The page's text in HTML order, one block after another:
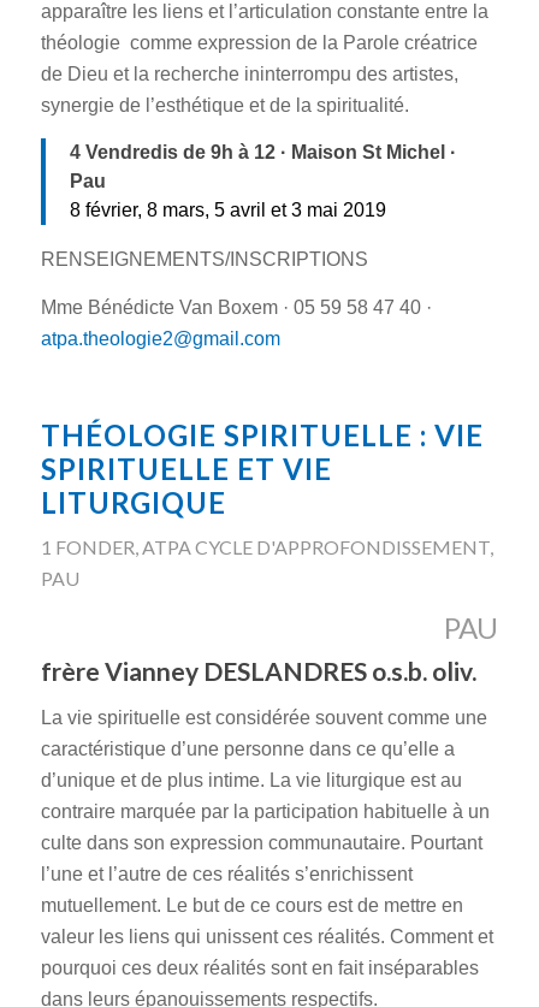
apparaître les liens et l’articulation constante entre la
théologie comme expression de la Parole créatrice
de Dieu et la recherche ininterrompu des artistes,
synergie de l’esthétique et de la spiritualité.
4 Vendredis de 9h à 12 · Maison St Michel ·
Pau
8 février, 8 mars, 5 avril et 3 mai 2019
RENSEIGNEMENTS/INSCRIPTIONS
Mme Bénédicte Van Boxem · 05 59 58 47 40 ·
atpa.theologie2@gmail.com
THÉOLOGIE SPIRITUELLE : VIE
SPIRITUELLE ET VIE
LITURGIQUE
1 FONDER,ATPA CYCLE D'APPROFONDISSEMENT,
PAU
PAU
frère Vianney DESLANDRES o.s.b. oliv.
La vie spirituelle est considérée souvent comme une
caractéristique d’une personne dans ce qu’elle a
d’unique et de plus intime. La vie liturgique est au
contraire marquée par la participation habituelle à un
culte dans son expression communautaire. Pourtant
l’une et l’autre de ces réalités s’enrichissent
mutuellement. Le but de ce cours est de mettre en
valeur les liens qui unissent ces réalités. Comment et
pourquoi ces deux réalités sont en fait inséparables
dans leurs épanouissements respectifs.